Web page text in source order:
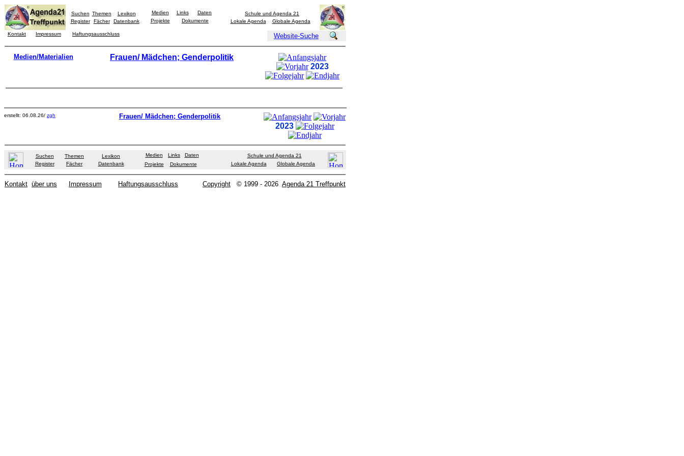
Suchen Themen
Lexikon
Register
Fächer Datenbank
Medien Links
Daten
Projekte
Dokumente
Schule und Agenda 21
Lokale Agenda
Globale Agenda
Kontakt Impressum Haftungsausschluss Website-Suche
Medien/Materialien
Frauen/ Mädchen; Genderpolitik
2023
erstellt: 06.08.26/ zgh Frauen/ Mädchen; Genderpolitik
2023
Suchen Themen
Lexikon
Register
Fächer Datenbank
Medien Links
Daten
Projekte
Dokumente
Schule und Agenda 21
Lokale Agenda
Globale Agenda
Kontakt über uns Impressum Haftungsausschluss Copyright © 1999 - 2026 Agenda 21 Treffpunkt